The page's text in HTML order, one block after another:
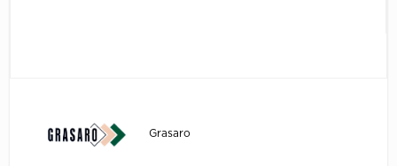
Grasaro